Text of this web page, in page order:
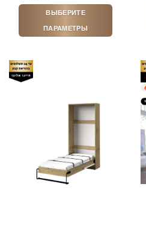
ВЫБЕРИТЕ
ПАРАМЕТРЫ
имеет
несколько
товара.